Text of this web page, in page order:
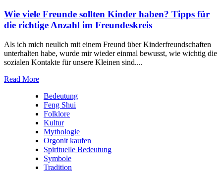
Wie viele Freunde sollten Kinder haben? Tipps für
die richtige Anzahl im Freundeskreis
Als‍ ich mich neulich⁣ mit einem Freund⁣ über Kinderfreundschaften ​
unterhalten ​habe,⁤ wurde ⁤mir wieder ‍einmal bewusst, ⁢wie wichtig die
sozialen Kontakte für​ unsere Kleinen sind.‍...
Read More
Bedeutung
Feng Shui
Folklore
Kultur
Mythologie
Orgonit kaufen
Spirituelle Bedeutung
Symbole
Tradition